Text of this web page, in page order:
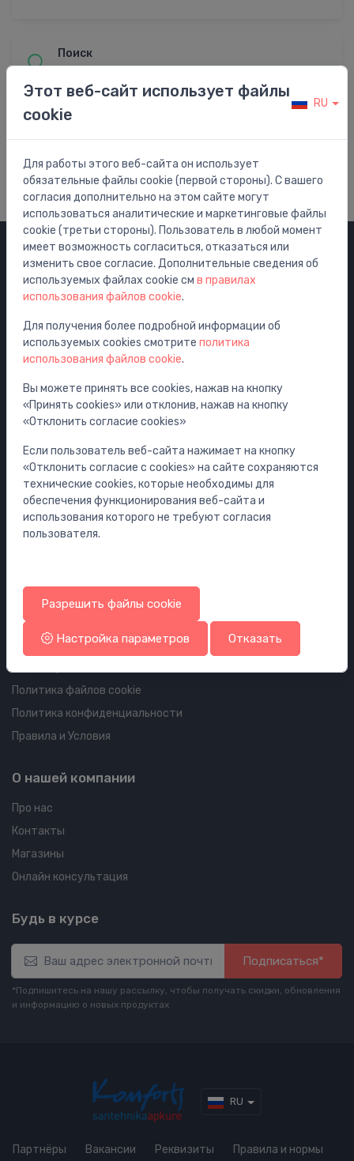
Поиск
Найти с расширенным поиском
Категории
Распродажа
Смесители
Раковины
Унитазы
Ванны
Душ
Мебель
Инсталляции
Сифоны
Водостоки для пола и ванной
Информация об аккаунте и доставке
Ваш аккаунт
Ваши заказы
Политика файлов cookie
Политика конфиденциальности
Правила и Условия
О нашей компании
Про нас
Контакты
Магазины
Онлайн консультация
Будь в курсе
Подписаться*
*Подпишитесь на нашу рассылку, чтобы получать скидки, обновления
и информацию о новых продуктах
RU
Партнёры Вакансии Реквизиты Правила и нормы
Этот веб-сайт использует файлы
cookie
RU
Для работы этого веб-сайта он использует
обязательные файлы cookie (первой стороны). С вашего
согласия дополнительно на этом сайте могут
использоваться аналитические и маркетинговые файлы
cookie (третьи стороны). Пользователь в любой момент
имеет возможность согласиться, отказаться или
изменить свое согласие. Дополнительные сведения об
используемых файлах cookie см в правилах
использования файлов cookie.
Для получения более подробной информации об
используемых cookies смотрите политика
использования файлов cookie.
Вы можете принять все cookies, нажав на кнопку
«Принять cookies» или отклонив, нажав на кнопку
«Отклонить согласие cookies»
Если пользователь веб-сайта нажимает на кнопку
«Отклонить согласие с cookies» на сайте сохраняются
технические cookies, которые необходимы для
обеспечения функционирования веб-сайта и
использования которого не требуют согласия
пользователя.
Разрешить файлы cookie
Настройка параметров Отказать